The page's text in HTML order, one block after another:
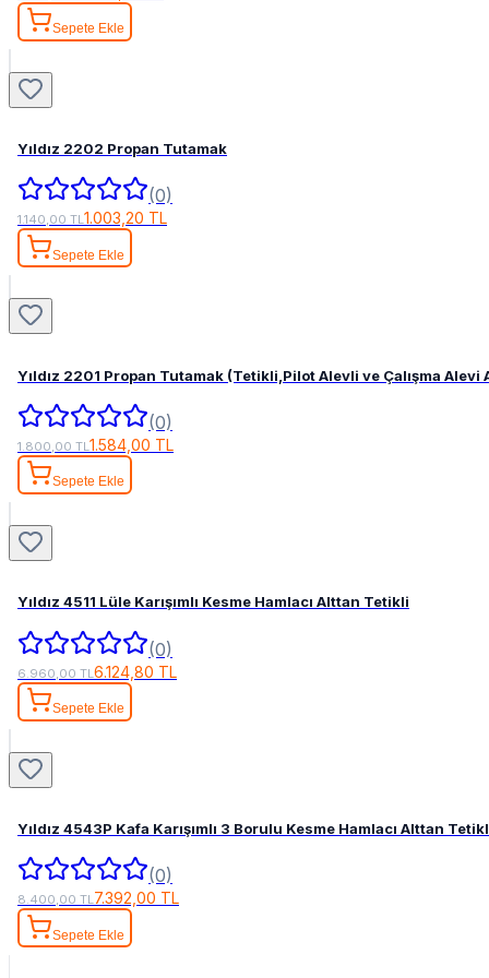
Sepete Ekle
Yıldız 2202 Propan Tutamak
(0)
1.140,00 TL1.003,20 TL
Sepete Ekle
Yıldız 2201 Propan Tutamak (Tetikli,Pilot Alevli ve Çalışma Alevi
(0)
1.800,00 TL1.584,00 TL
Sepete Ekle
Yıldız 4511 Lüle Karışımlı Kesme Hamlacı Alttan Tetikli
(0)
6.960,00 TL 6.124,80 TL
Sepete Ekle
Yıldız 4543P Kafa Karışımlı 3 Borulu Kesme Hamlacı Alttan
(0)
8.400,00 TL7.392,00 TL
Sepete Ekle